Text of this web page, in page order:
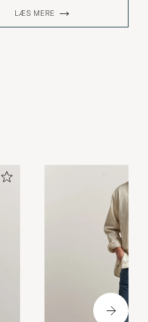
LÆS MERE